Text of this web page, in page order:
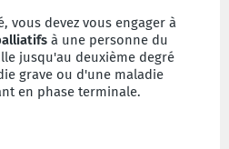
vous devez vous engager à
à une personne du
jusqu'au deuxième degré
grave ou d'une maladie
en phase terminale.